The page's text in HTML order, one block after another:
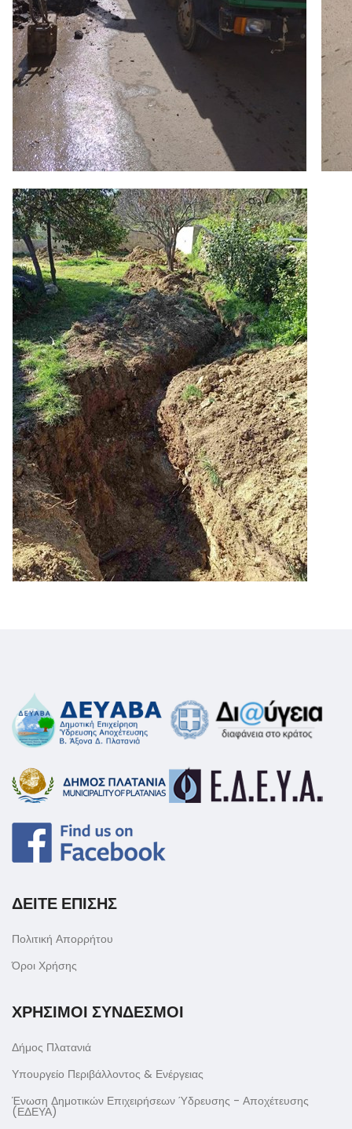
ΔΕΙΤΕ ΕΠΙΣΗΣ
Πολιτική Απορρήτου
Όροι Χρήσης
ΧΡΗΣΙΜΟΙ ΣΥΝΔΕΣΜΟΙ
Δήμος Πλατανιά
Υπουργείο Περιβάλλοντος & Ενέργειας
Ένωση Δημοτικών Επιχειρήσεων Ύδρευσης - Αποχέτευσης
(ΕΔΕΥΑ)